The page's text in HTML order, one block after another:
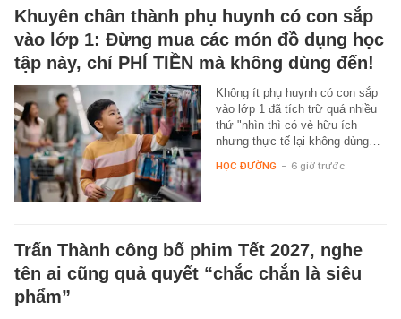
Khuyên chân thành phụ huynh có con sắp
vào lớp 1: Đừng mua các món đồ dụng học
tập này, chỉ PHÍ TIỀN mà không dùng đến!
Không ít phụ huynh có con sắp
vào lớp 1 đã tích trữ quá nhiều
thứ "nhìn thì có vẻ hữu ích
nhưng thực tế lại không dùng…
HỌC ĐƯỜNG - 6 giờ trước
Trấn Thành công bố phim Tết 2027, nghe
tên ai cũng quả quyết “chắc chắn là siêu
phẩm”